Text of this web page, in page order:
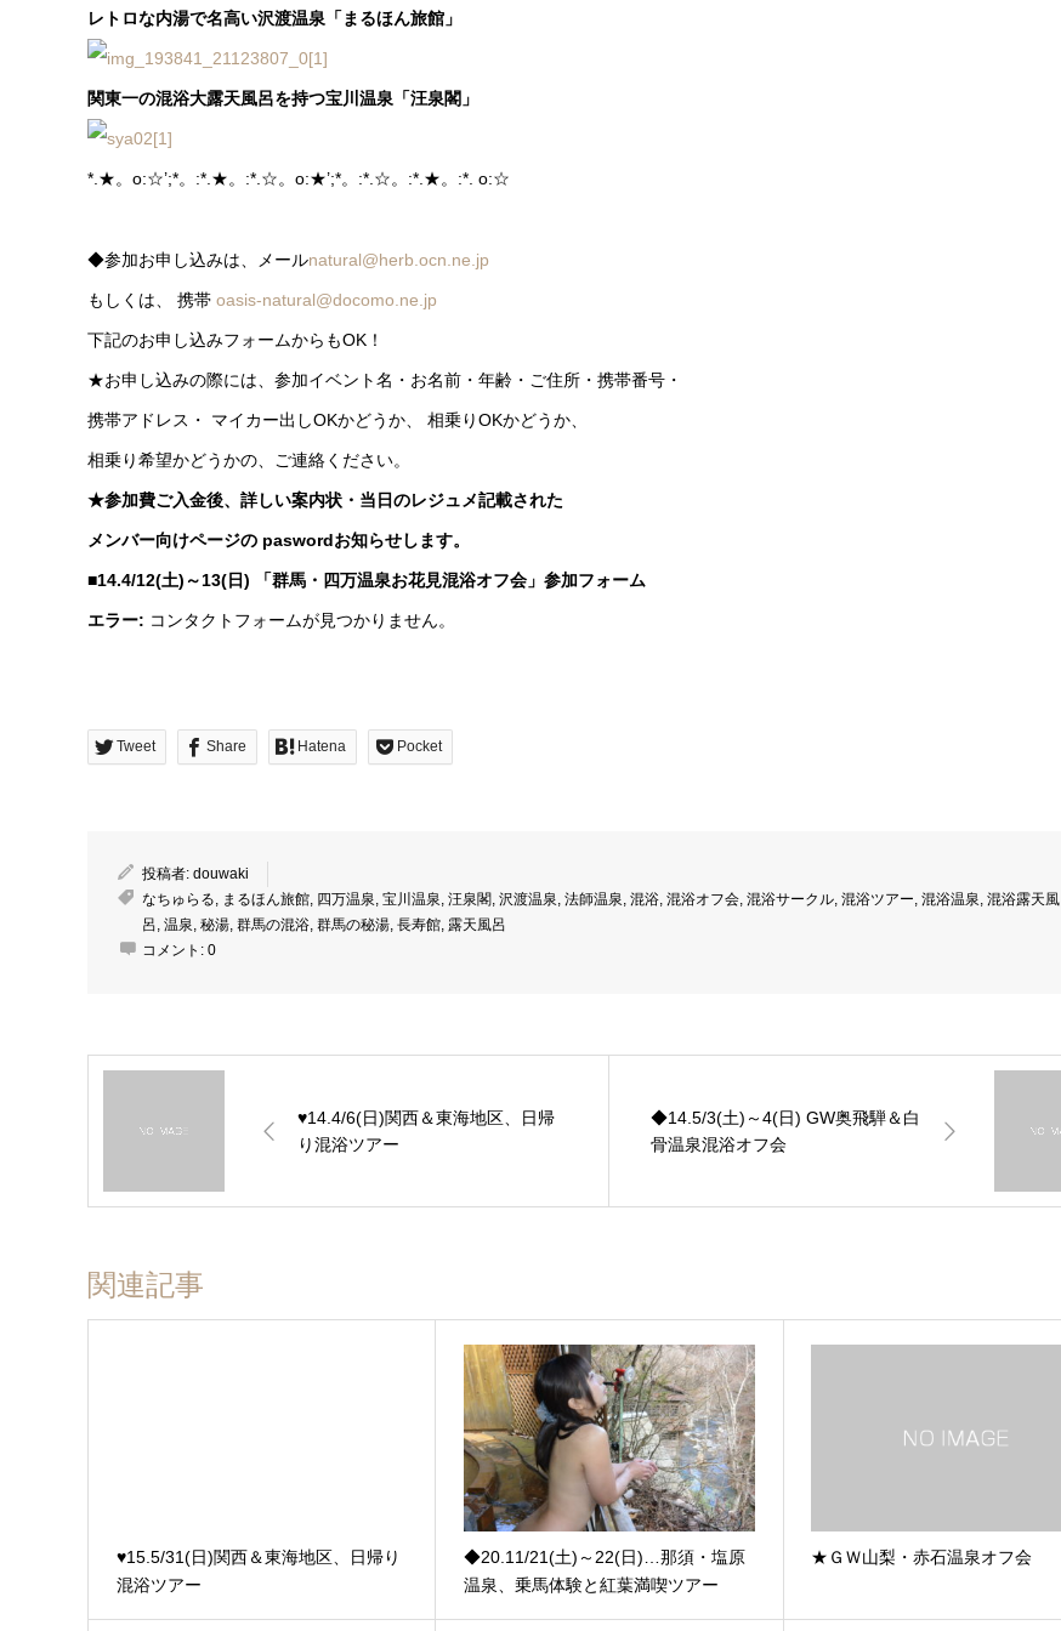
レトロな内湯で名高い沢渡温泉「まるほん旅館」
関東一の混浴大露天風呂を持つ宝川温泉「汪泉閣」
*.★。o:☆’;*。:*.★。:*.☆。o:★’;*。:*.☆。:*.★。:*. o:☆
◆参加お申し込みは、メールnatural@herb.ocn.ne.jp
もしくは、 携帯 oasis-natural@docomo.ne.jp
下記のお申し込みフォームからもOK！
★お申し込みの際には、参加イベント名・お名前・年齢・ご住所・携帯番号・
携帯アドレス・ マイカー出しOKかどうか、 相乗りOKかどうか、
相乗り希望かどうかの、ご連絡ください。
★参加費ご入金後、詳しい案内状・当日のレジュメ記載された
メンバー向けページの paswordお知らせします。
■14.4/12(土)～13(日) 「群馬・四万温泉お花見混浴オフ会」参加フォーム
エラー: コンタクトフォームが見つかりません。
Tweet Share Hatena Pocket
投稿者: douwaki
なちゅらる, まるほん旅館, 四万温泉, 宝川温泉, 汪泉閣, 沢渡温泉, 法師温泉, 混浴, 混浴オフ会, 混浴サークル, 混浴ツアー, 混浴温泉, 混浴露天風
呂, 温泉, 秘湯, 群馬の混浴, 群馬の秘湯, 長寿館, 露天風呂
コメント: 0
♥14.4/6(日)関西＆東海地区、日帰
り混浴ツアー
◆14.5/3(土)～4(日) GW奥飛騨＆白
骨温泉混浴オフ会
関連記事
♥15.5/31(日)関西＆東海地区、日帰り
混浴ツアー
◆20.11/21(土)～22(日)…那須・塩原
温泉、乗馬体験と紅葉満喫ツアー
★ＧＷ山梨・赤石温泉オフ会